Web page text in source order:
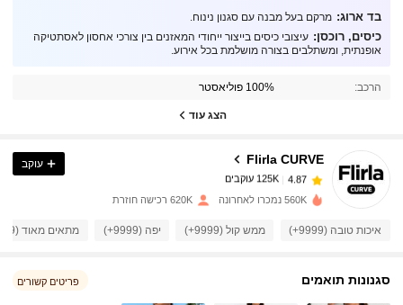
בד ארוג: מרקם בעל מבנה עם סגנון נינוח.
כיסים, רוכסן: עיצובי כיסים בייצור ייחודי המאזנים בין צורכי אחסון לאסתטיקה
אופנתית, ומשתלבים בצורה מושלמת בכל אירוע.
הרכב: 100% פוליאסטר
הצג עוד
Flirla CURVE
4.87
125K עוקבים
4.87 125K עוקבים
4.87
עוקב
560K נמכרו לאחרונה 620K רכישה חוזרת
איכות טובה (9999+) ממש קול (9999+) יפה (9999+) מתאים מאוד (9999+)
סגנונות תואמים פריטים קשורים